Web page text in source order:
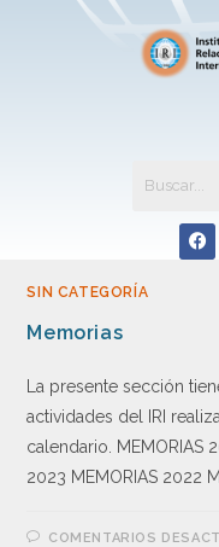
SIN CATEGORÍA
Memorias
La presente sección
actividades del IRI
calendario. MEMORIAS
2023 MEMORIAS 2022
COMENTARIOS